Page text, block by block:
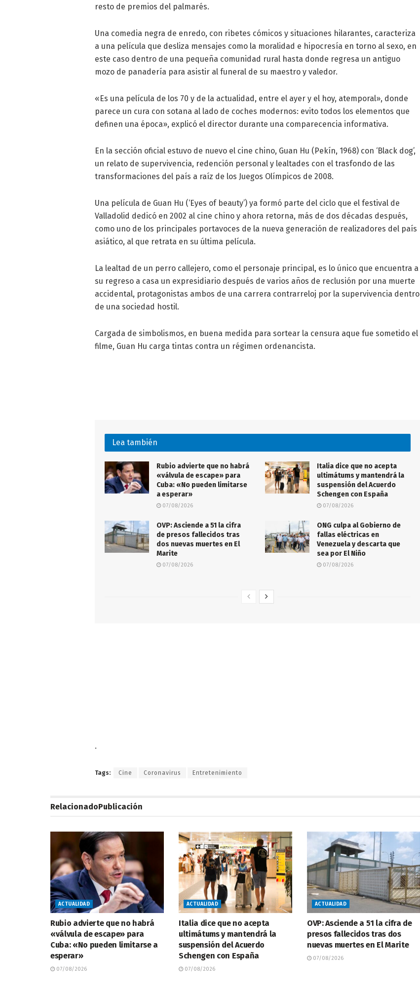
resto de premios del palmarés.
Una comedia negra de enredo, con ribetes cómicos y situaciones hilarantes, caracteriza
a una película que desliza mensajes como la moralidad e hipocresía en torno al sexo, en
este caso dentro de una pequeña comunidad rural hasta donde regresa un antiguo
mozo de panadería para asistir al funeral de su maestro y valedor.
«Es una película de los 70 y de la actualidad, entre el ayer y el hoy, atemporal», donde
parece un cura con sotana al lado de coches modernos: evito todos los elementos que
definen una época», explicó el director durante una comparecencia informativa.
En la sección oficial estuvo de nuevo el cine chino, Guan Hu (Pekín, 1968) con ‘Black dog’,
un relato de supervivencia, redención personal y lealtades con el trasfondo de las
transformaciones del país a raíz de los Juegos Olímpicos de 2008.
Una película de Guan Hu (‘Eyes of beauty’) ya formó parte del ciclo que el festival de
Valladolid dedicó en 2002 al cine chino y ahora retorna, más de dos décadas después,
como uno de los principales portavoces de la nueva generación de realizadores del país
asiático, al que retrata en su última película.
La lealtad de un perro callejero, como el personaje principal, es lo único que encuentra a
su regreso a casa un expresidiario después de varios años de reclusión por una muerte
accidental, protagonistas ambos de una carrera contrarreloj por la supervivencia dentro
de una sociedad hostil.
Cargada de simbolismos, en buena medida para sortear la censura aque fue sometido el
filme, Guan Hu carga tintas contra un régimen ordenancista.
Lea también
Rubio advierte que no habrá
«válvula de escape» para
Cuba: «No pueden limitarse
a esperar»
07/08/2026
Italia dice que no acepta
ultimátums y mantendrá la
suspensión del Acuerdo
Schengen con España
07/08/2026
OVP: Asciende a 51 la cifra
de presos fallecidos tras
dos nuevas muertes en El
Marite
07/08/2026
ONG culpa al Gobierno de
fallas eléctricas en
Venezuela y descarta que
sea por El Niño
07/08/2026
.
Tags: Cine Coronavirus Entretenimiento
RelacionadoPublicación
ACTUALIDAD
Rubio advierte que no habrá
«válvula de escape» para
Cuba: «No pueden limitarse a
esperar»
07/08/2026
ACTUALIDAD
Italia dice que no acepta
ultimátums y mantendrá la
suspensión del Acuerdo
Schengen con España
07/08/2026
ACTUALIDAD
OVP: Asciende a 51 la cifra de
presos fallecidos tras dos
nuevas muertes en El Marite
07/08/2026